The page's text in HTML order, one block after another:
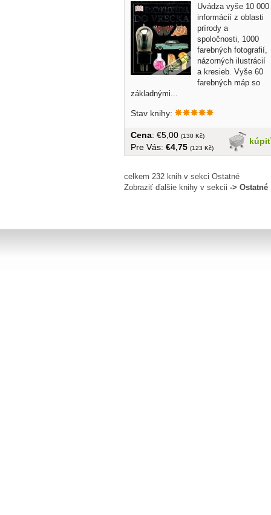
Uvádza vyše 10 000
informácií z oblasti
prírody a
spoločnosti, 1000
farebných fotografií,
názorných ilustrácií
a kresieb. Vyše 60
farebných máp so
základnými...
Stav knihy:
kúpiť
Cena: €5,00 (130 Kč)
Pre Vás: €4,75 (123 Kč)
celkem 232 knih v sekci Ostatné
Zobraziť ďalšie knihy v sekcii -> Ostatné